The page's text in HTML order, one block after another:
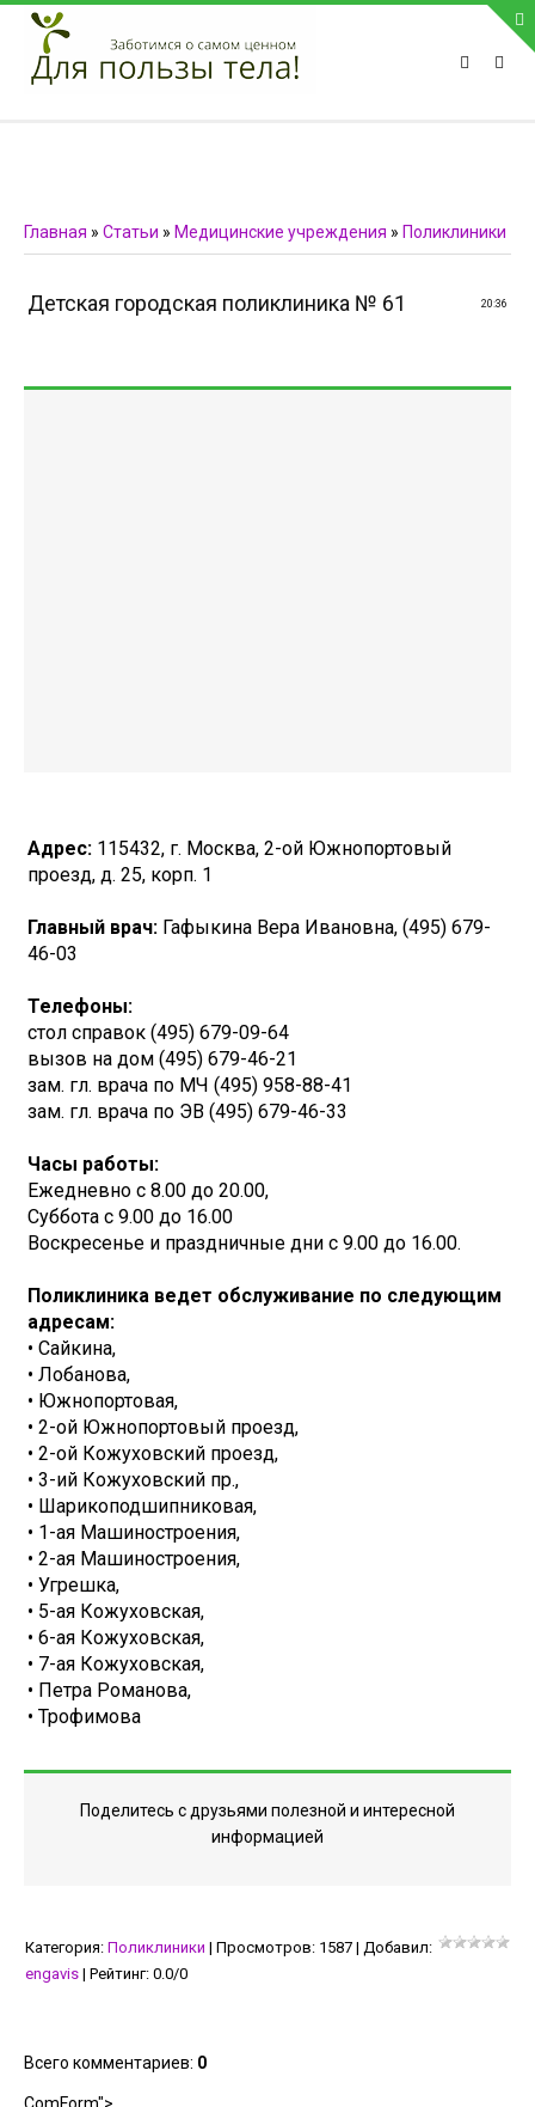
ПРИВЕТСТВУЕМ НА НАШЕМ САЙТЕ
Блок скоро обновится
Главная » Статьи » Медицинские учреждения » Поликлиники
20:36
Детская городская поликлиника № 61
Адрес: 115432, г. Москва, 2-ой Южнопортовый
проезд, д. 25, корп. 1
Главный врач: Гафыкина Вера Ивановна, (495) 679-
46-03
Телефоны:
стол справок (495) 679-09-64
вызов на дом (495) 679-46-21
зам. гл. врача по МЧ (495) 958-88-41
зам. гл. врача по ЭВ (495) 679-46-33
Часы работы:
Ежедневно с 8.00 до 20.00,
Суббота с 9.00 до 16.00
Воскресенье и праздничные дни с 9.00 до 16.00.
Поликлиника ведет обслуживание по следующим
адресам:
• Сайкина,
• Лобанова,
• Южнопортовая,
• 2-ой Южнопортовый проезд,
• 2-ой Кожуховский проезд,
• 3-ий Кожуховский пр.,
• Шарикоподшипниковая,
• 1-ая Машиностроения,
• 2-ая Машиностроения,
• Угрешка,
• 5-ая Кожуховская,
• 6-ая Кожуховская,
• 7-ая Кожуховская,
• Петра Романова,
• Трофимова
Поделитесь с друзьями полезной и интересной
информацией
Категория: Поликлиники | Просмотров: 1587 | Добавил:
engavis | Рейтинг: 0.0/0
Всего комментариев: 0